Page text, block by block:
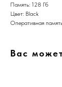
Память: 128 Гб
Цвет: Black
Оперативная
Вас